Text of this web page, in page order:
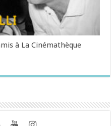
à La Cinémathèque